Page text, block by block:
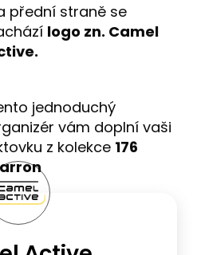
přední straně se
logo zn. Camel
jednoduchý
vám doplní vaši
z kolekce 176